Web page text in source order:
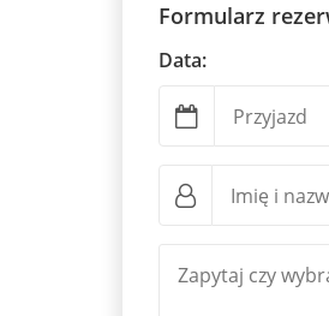
Formularz
Data: